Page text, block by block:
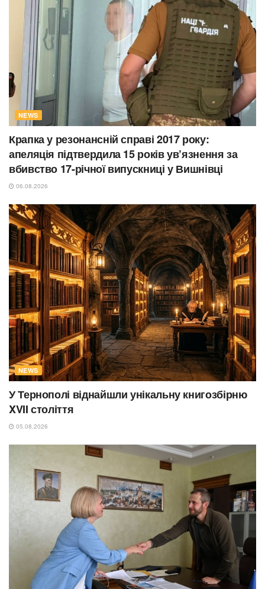
NEWS
Крапка у резонансній справі 2017 року:
апеляція підтвердила 15 років ув’язнення за
вбивство 17-річної випускниці у Вишнівці
06.08.2026
NEWS
У Тернополі віднайшли унікальну книгозбірню
XVII століття
05.08.2026